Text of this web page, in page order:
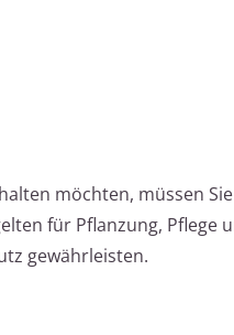
möchten, müssen
für Pflanzung, Pflege
gewährleisten.